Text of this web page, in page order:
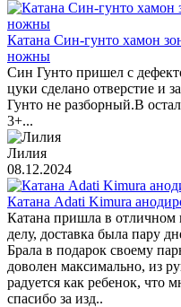
Катана Син-гунто хамон
ножны
Син Гунто пришел с
цуки сделано отверстие и
Гунто не разборный.В
3+...
Лилия
08.12.2024
Катана Adati Kimura
Катана пришла в отличном
делу, доставка была пару
Брала в подарок своему
доволен максимально, из
радуется как ребенок, что
спасибо за изд..